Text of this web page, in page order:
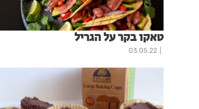
טאקו בקר על הגריל
03.05.22